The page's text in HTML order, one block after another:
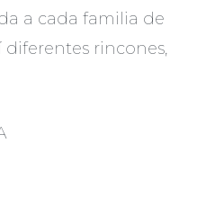
a cada familia de
diferentes rincones,